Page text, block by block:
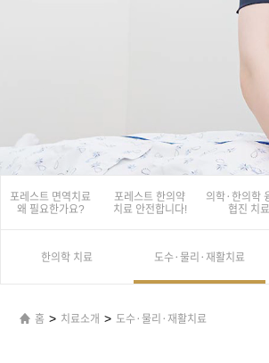
포레스트 면역치료
왜 필요한가요?
포레스트 한의약
치료 안전합니다!
의학·한의학
협진 치료
한의학 치료 도수·물리·재활치료
홈 > 치료소개 > 도수·물리·재활치료